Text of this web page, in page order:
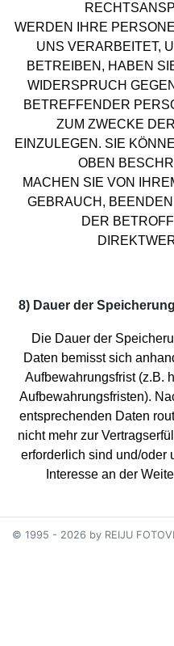
WERDEN IHRE
UNS VERARBEITET,
BETREIBEN, HABEN
WIDERSPRUCH
BETREFFENDER
ZUM ZWECKE
EINZULEGEN. SIE
OBEN
MACHEN SIE VON
GEBRAUCH,
DER
8) Dauer der
Die Dauer der
Daten bemisst sich
Aufbewahrungsfrist (z.B.
Aufbewahrungsfristen).
entsprechenden Daten
nicht mehr zur
erforderlich sind und/oder
Interesse an der
© 1995 - 2026 by REIJU